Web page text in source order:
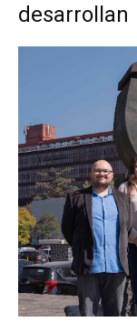
desarrollan